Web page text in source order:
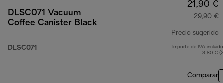
DLSC071 Vacuum
Coffee Canister Black
DLSC071
21,90 €
29,90 €
Precio sugerido
Importe de IVA
3,80 €
Comparar